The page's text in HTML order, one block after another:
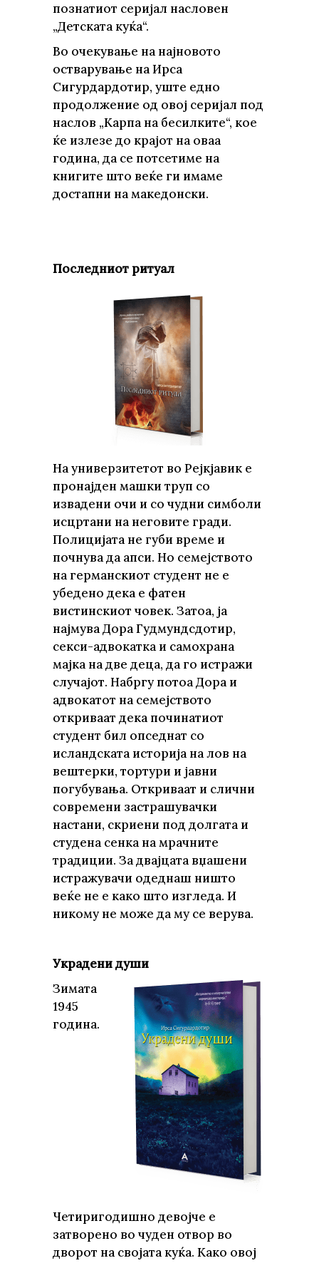
познатиот серијал насловен
„Детската куќа“.
Во очекување на најновото
остварување на Ирса
Сигурдардотир, уште едно
продолжение од овој серијал под
наслов „Карпа на бесилките“, кое
ќе излезе до крајот на оваа
година, да се потсетиме на
книгите што веќе ги имаме
достапни на македонски.
Последниот ритуал
На универзитетот во Рејкјавик е
пронајден машки труп со
извадени очи и со чудни симболи
исцртани на неговите гради.
Полицијата не губи време и
почнува да апси. Но семејството
на германскиот студент не е
убедено дека е фатен
вистинскиот човек. Затоа, ја
најмува Дора Гудмундсдотир,
секси-адвокатка и самохрана
мајка на две деца, да го истражи
случајот. Набргу потоа Дора и
адвокатот на семејството
откриваат дека починатиот
студент бил опседнат со
исландската историја на лов на
вештерки, тортури и јавни
погубувања. Откриваат и слични
современи застрашувачки
настани, скриени под долгата и
студена сенка на мрачните
традиции. За двајцата вџашени
истражувачи одеднаш ништо
веќе не е како што изгледа. И
никому не може да му се верува.
Украдени души
Зимата
1945
година.
Четиригодишно девојче е
затворено во чуден отвор во
дворот на својата куќа. Како овој